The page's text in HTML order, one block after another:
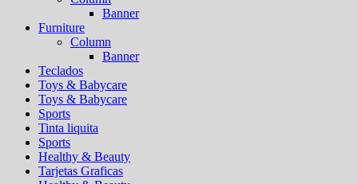
Banner
Furniture
Column
Banner
Teclados
Toys & Babycare
Toys & Babycare
Sports
Tinta liquita
Sports
Healthy & Beauty
Tarjetas Graficas